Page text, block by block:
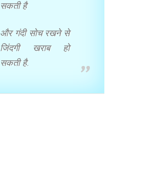
सकती है
और गंदी सोच रखने से
जिंदगी खराब हो
सकती है.